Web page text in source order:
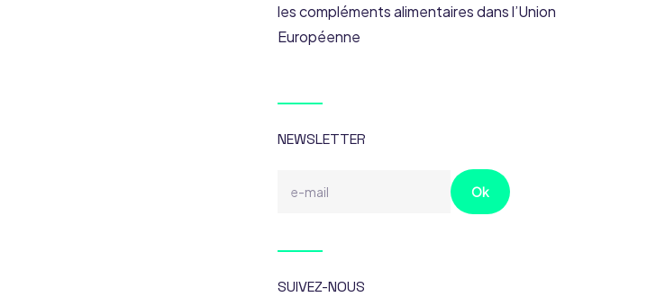
les compléments alimentaires dans l’Union
Européenne
NEWSLETTER
SUIVEZ-NOUS